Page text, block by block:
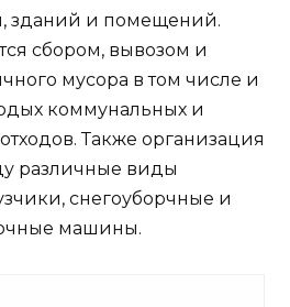
зданий и помещений.
сбором, вывозом и
мусора в том числе и
коммунальных и
Также организация
различные виды
снегоуборчные и
машины.